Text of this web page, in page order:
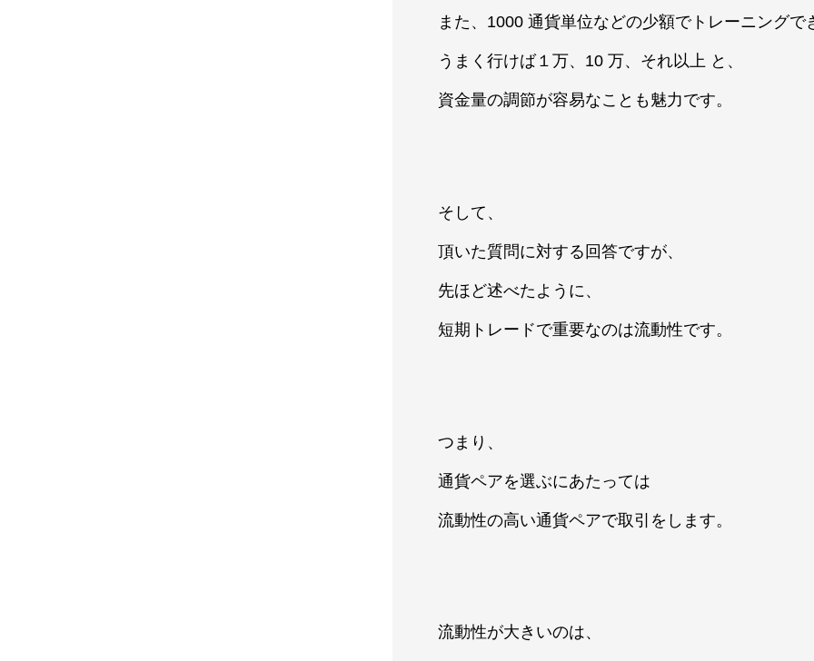
また、1000 通貨単位などの少額でトレーニングで
うまく行けば１万、10 万、それ以上 と、
資金量の調節が容易なことも魅力です。
そして、
頂いた質問に対する回答ですが、
先ほど述べたように、
短期トレードで重要なのは流動性です。
つまり、
通貨ペアを選ぶにあたっては
流動性の高い通貨ペアで取引をします。
流動性が大きいのは、